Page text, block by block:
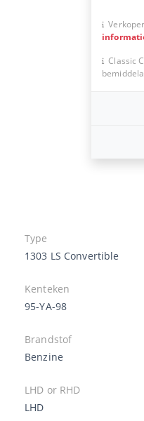
Classic
Type
1303 LS Convertible
Kenteken
95-YA-98
Brandstof
Benzine
LHD or RHD
LHD